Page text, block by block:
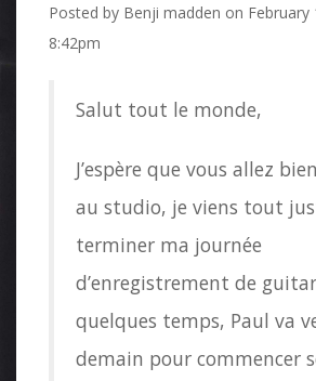
Posted by Benji madden on February
8:42pm
Salut tout le monde,
J’espère que vous allez
au studio, je viens tout
terminer ma journée
d’enregistrement de
quelques temps, Paul va
demain pour commencer